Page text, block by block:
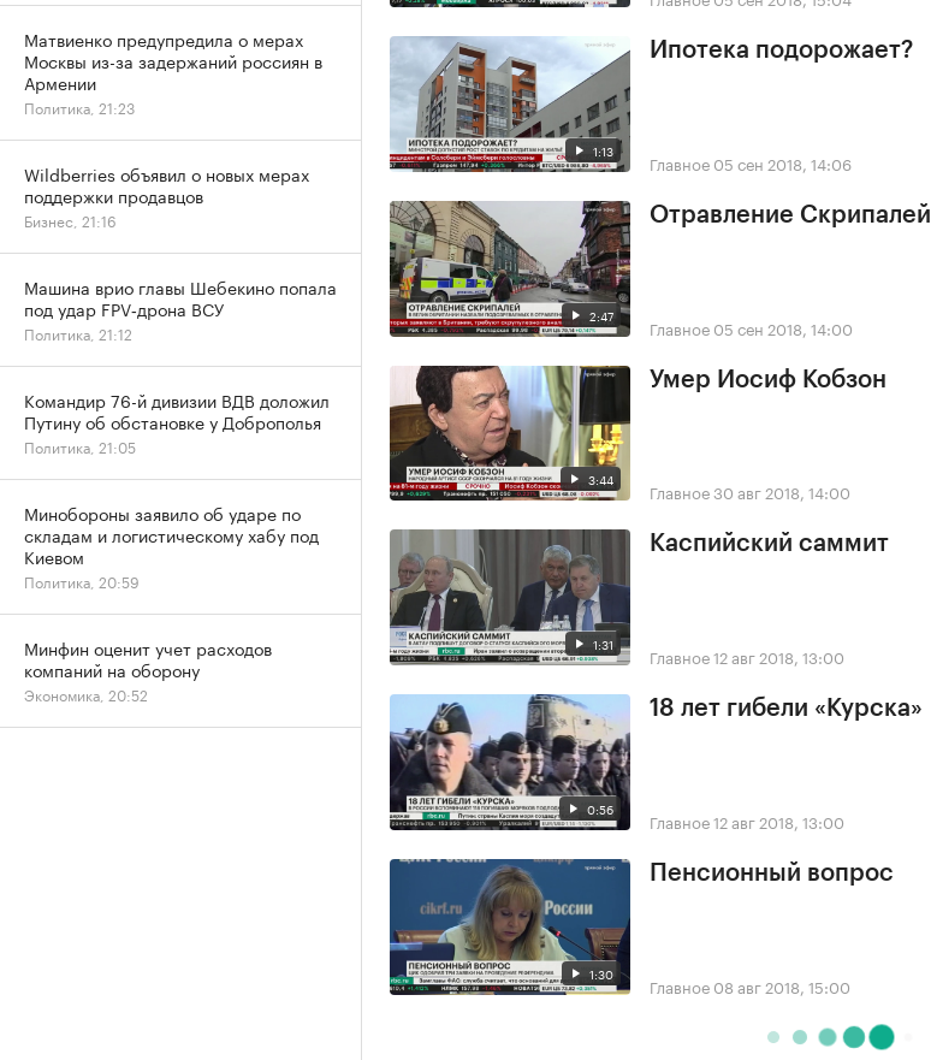
1:13
Ипотека подорожает?
Главное 05 сен 2018, 14:06
2:47
Отравление Скрипалей
Главное 05 сен 2018, 14:00
3:44
Умер Иосиф Кобзон
Главное30 авг 2018, 14:00
1:31
Каспийский саммит
Главное12 авг 2018, 13:00
0:56
18 лет гибели «Курска»
Главное12 авг 2018, 13:00
1:30
Пенсионный вопрос
Главное 08 авг 2018, 15:00
Матвиенко предупредила о мерах
Москвы из-за задержаний россиян в
Армении
Политика, 21:23
Wildberries объявил о новых мерах
поддержки продавцов
Бизнес, 21:16
Машина врио главы Шебекино попала
под удар FPV‑дрона ВСУ
Политика, 21:12
Командир 76-й дивизии ВДВ доложил
Путину об обстановке у Доброполья
Политика, 21:05
Минобороны заявило об ударе по
складам и логистическому хабу под
Киевом
Политика, 20:59
Минфин оценит учет расходов
компаний на оборону
Экономика, 20:52